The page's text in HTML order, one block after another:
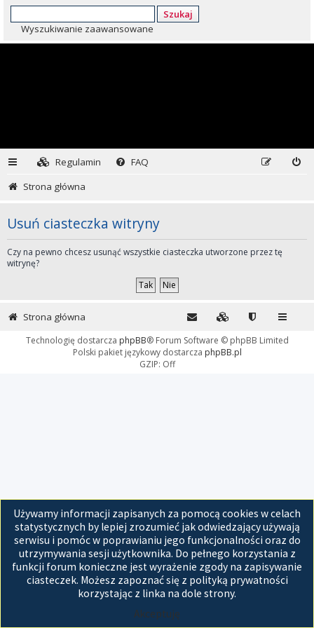
Szukaj
Wyszukiwanie zaawansowane
Regulamin
FAQ
Strona główna
Usuń ciasteczka witryny
Czy na pewno chcesz usunąć wszystkie ciasteczka utworzone przez tę
witrynę?
Używamy informacji zapisanych za pomocą cookies w celach
statystycznych by lepiej zrozumieć jak odwiedzający używają
serwisu i pomóc w poprawianiu jego funkcjonalności oraz do
utrzymywania sesji użytkownika. Do pełnego korzystania z
funkcji forum konieczne jest wyrażenie zgody na zapisywanie
ciasteczek. Możesz zapoznać się z polityką prywatności
korzystając z linka na dole strony.
Akceptuję
Strona główna
Technologię dostarcza phpBB® Forum Software © phpBB Limited
Polski pakiet językowy dostarcza phpBB.pl
GZIP: Off